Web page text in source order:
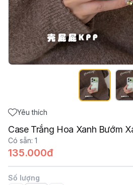
Yêu thích
Case Trắng Hoa Xanh Bướm
Có sẵn: 1
135.000đ
Số lượng